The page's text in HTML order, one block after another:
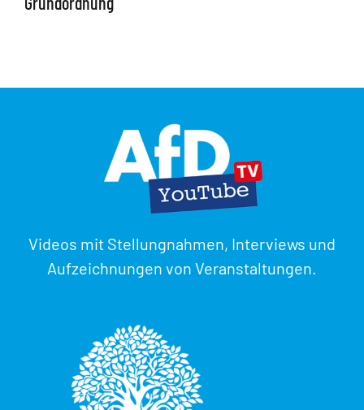
Videos mit Stellungnahmen, Interviews und
Aufzeichnungen von Veranstaltungen.